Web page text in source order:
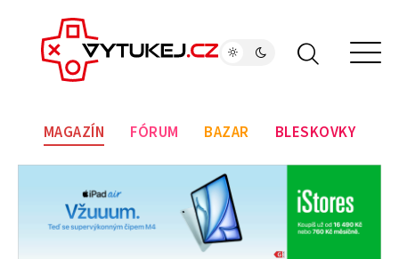
MAGAZÍN FÓRUM BAZAR BLESKOVKY